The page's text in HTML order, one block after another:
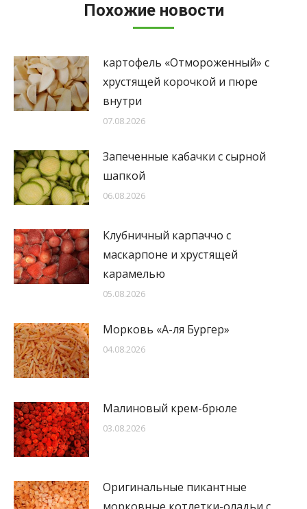
Похожие новости
картофель «Отмороженный» с
хрустящей корочкой и пюре
внутри
07.08.2026
Запеченные кабачки с сырной
шапкой
06.08.2026
Клубничный карпаччо с
маскарпоне и хрустящей
карамелью
05.08.2026
Морковь «А-ля Бургер»
04.08.2026
Малиновый крем-брюле
03.08.2026
Оригинальные пикантные